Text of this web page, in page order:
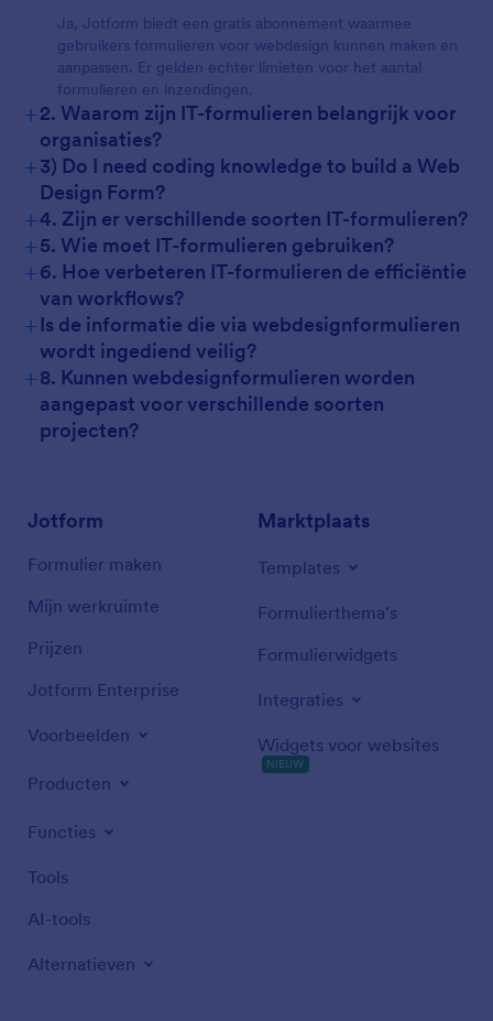
Ja, Jotform biedt een gratis abonnement waarmee
gebruikers formulieren voor webdesign kunnen maken en
aanpassen. Er gelden echter limieten voor het aantal
formulieren en inzendingen.
+2. Waarom zijn IT-formulieren belangrijk voor
organisaties?
+3) Do I need coding knowledge to build a Web
Design Form?
+4. Zijn er verschillende soorten IT-formulieren?
+5. Wie moet IT-formulieren gebruiken?
+6. Hoe verbeteren IT-formulieren de efficiëntie
van workflows?
+Is de informatie die via webdesignformulieren
wordt ingediend veilig?
+8. Kunnen webdesignformulieren worden
aangepast voor verschillende soorten
projecten?
Jotform
Formulier maken
Mijn werkruimte
Prijzen
Jotform Enterprise
Voorbeelden
Producten
Functies
Tools
AI-tools
Alternatieven
Marktplaats
Templates
Formulierthema's
Formulierwidgets
Integraties
Widgets voor websites
NIEUW